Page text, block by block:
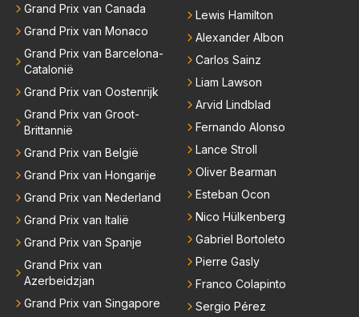
Grand Prix van Canada
Grand Prix van Monaco
Grand Prix van Barcelona-
Catalonië
Grand Prix van Oostenrijk
Grand Prix van Groot-
Brittannië
Grand Prix van België
Grand Prix van Hongarije
Grand Prix van Nederland
Grand Prix van Italië
Grand Prix van Spanje
Grand Prix van
Azerbeidzjan
Grand Prix van Singapore
Lewis Hamilton
Alexander Albon
Carlos Sainz
Liam Lawson
Arvid Lindblad
Fernando Alonso
Lance Stroll
Oliver Bearman
Esteban Ocon
Nico Hülkenberg
Gabriel Bortoleto
Pierre Gasly
Franco Colapinto
Sergio Pérez